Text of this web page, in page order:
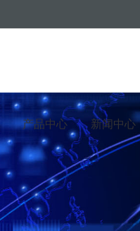
产品中心 新闻中心